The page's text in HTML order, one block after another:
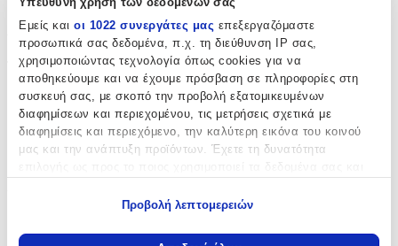
Εμείς και οι 1022 συνεργάτες μας επεξεργαζόμαστε
προσωπικά σας δεδομένα, π.χ. τη διεύθυνση IP σας,
χρησιμοποιώντας τεχνολογία όπως cookies για να
αποθηκεύουμε και να έχουμε πρόσβαση σε πληροφορίες στη
συσκευή σας, με σκοπό την προβολή εξατομικευμένων
διαφημίσεων και περιεχομένου, τις μετρήσεις σχετικά με
διαφημίσεις και περιεχόμενο, την καλύτερη εικόνα του κοινού
μας και την ανάπτυξη προϊόντων. Έχετε τη δυνατότητα
Να συλλέξουμε πληροφορίες σχετικά με τη γεωγραφική
Προβολή λεπτομερειών
Χαρακτηριστικά
Τύπος:
Μπρελόκ
με Led:
Όχι